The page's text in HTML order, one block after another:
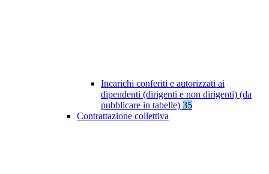
Incarichi conferiti e autorizzati ai
dipendenti (dirigenti e non dirigenti) (da
pubblicare in tabelle) 35
Contrattazione collettiva